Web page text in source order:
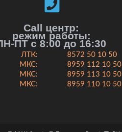
Call центр:
режим работы:
ПТ с 8:00 до 16:30
ЛТК:
МКС:
МКС:
МКС:
8572 50 10 50
8959 112 10 50
8959 113 10 50
8959 110 10 50